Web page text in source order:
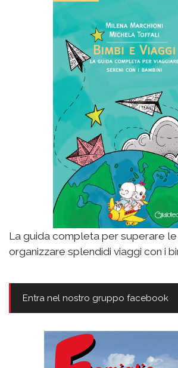
La guida completa per superare
organizzare splendidi viaggi con i
Entra nel nostro gruppo facebook